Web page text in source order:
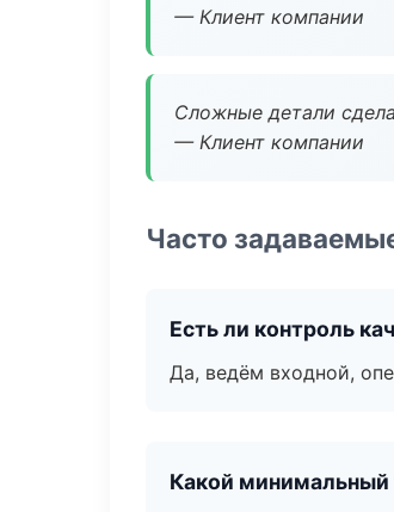
— Клиент компании
Сложные детали
— Клиент компании
Часто
Есть ли контроль
Да, ведём входной,
Какой минимальный